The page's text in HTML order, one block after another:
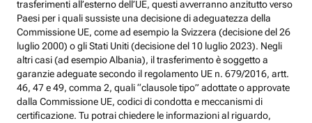
trasferimenti all’esterno dell’UE, questi avverranno anzitutto verso
Paesi per i quali sussiste una decisione di adeguatezza della
Commissione UE, come ad esempio la Svizzera (decisione del 26
luglio 2000) o gli Stati Uniti (decisione del 10 luglio 2023). Negli
altri casi (ad esempio Albania), il trasferimento è soggetto a
garanzie adeguate secondo il regolamento UE n. 679/2016, artt.
46, 47 e 49, comma 2, quali “clausole tipo” adottate o approvate
dalla Commissione UE, codici di condotta e meccanismi di
certificazione. Tu potrai chiedere le informazioni al riguardo,